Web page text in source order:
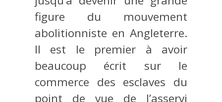
figure du mouvement
abolitionniste en Angleterre.
Il est le premier à avoir
beaucoup écrit sur le
commerce des esclaves du
point de vue de l’asservi